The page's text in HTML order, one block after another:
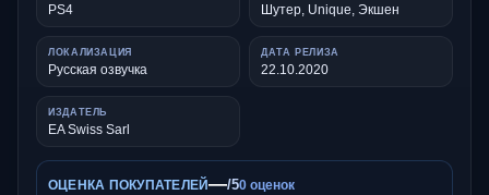
PS4 Шутер, Unique, Экшен
ЛОКАЛИЗАЦИЯ
Русская озвучка
ДАТА РЕЛИЗА
22.10.2020
ИЗДАТЕЛЬ
EA Swiss Sarl
ОЦЕНКА ПОКУПАТЕЛЕЙ—/50 оценок